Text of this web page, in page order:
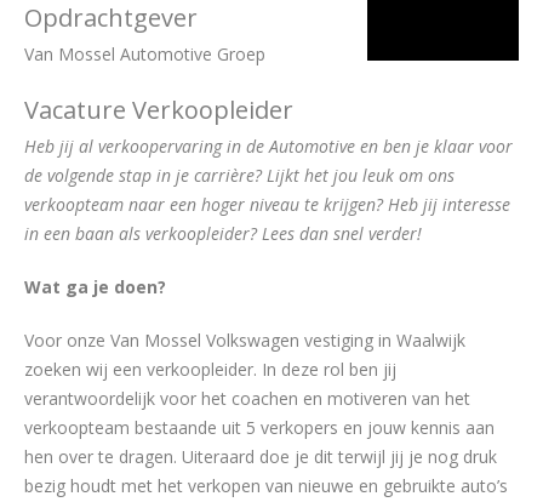
Opdrachtgever
Van Mossel Automotive Groep
Vacature Verkoopleider
Heb jij al verkoopervaring in de Automotive en ben je klaar voor
de volgende stap in je carrière? Lijkt het jou leuk om ons
verkoopteam naar een hoger niveau te krijgen? Heb jij interesse
in een baan als verkoopleider? Lees dan snel verder!
Wat ga je doen?
Voor onze Van Mossel Volkswagen vestiging in Waalwijk
zoeken wij een verkoopleider. In deze rol ben jij
verantwoordelijk voor het coachen en motiveren van het
verkoopteam bestaande uit 5 verkopers en jouw kennis aan
hen over te dragen. Uiteraard doe je dit terwijl jij je nog druk
bezig houdt met het verkopen van nieuwe en gebruikte auto’s